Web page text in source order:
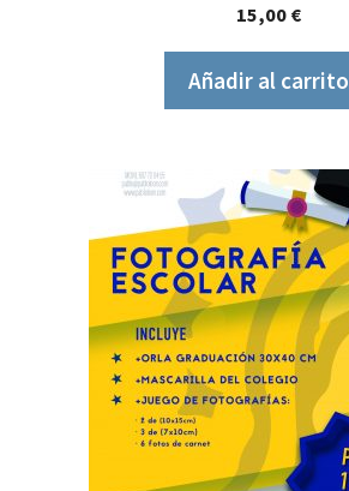
15,00 €
Añadir al carrito